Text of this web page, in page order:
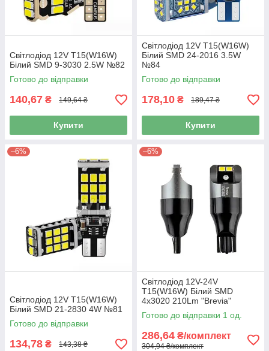
Світлодіод 12V T15(W16W)
Білий SMD 9-3030 2.5W №82
Готово до відправки
140,67 ₴ 149,64 ₴
Купити
Світлодіод 12V T15(W16W)
Білий SMD 24-2016 3.5W
№84
Готово до відправки
178,10 ₴ 189,47 ₴
Купити
–6%
Світлодіод 12V T15(W16W)
Білий SMD 21-2830 4W №81
Готово до відправки
134,78 ₴ 143,38 ₴
–6%
Світлодіод 12V-24V
T15(W16W) Білий SMD
4x3020 210Lm "Brevia"
CUNbus 10133X2 (2шт)
Готово до відправки 1 од.
286,64 ₴/комплект
304,94 ₴/комплект